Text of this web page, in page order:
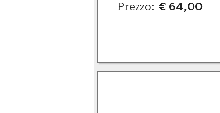
Prezzo: € 64,00